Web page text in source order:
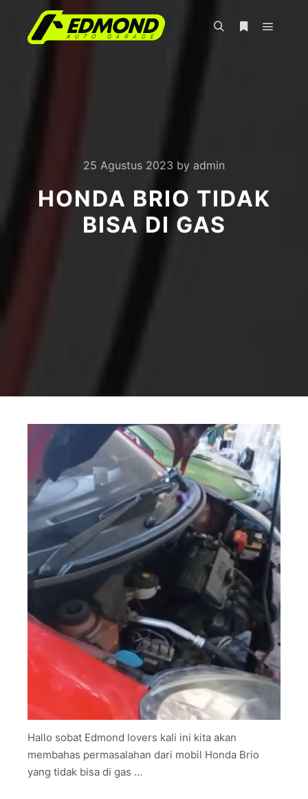
25 Agustus 2023 by admin
HONDA BRIO TIDAK
BISA DI GAS
Hallo sobat Edmond lovers kali ini kita akan
membahas permasalahan dari mobil Honda Brio
yang tidak bisa di gas …